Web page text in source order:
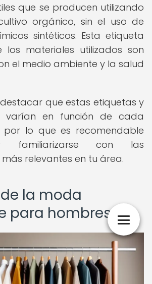
que se producen utilizando
orgánico, sin el uso de
sintéticos. Esta etiqueta
los materiales utilizados son
el medio ambiente y la salud
que estas etiquetas y
varían en función de cada
por lo que es recomendable
familiarizarse con las
relevantes en tu área.
la moda
para hombres